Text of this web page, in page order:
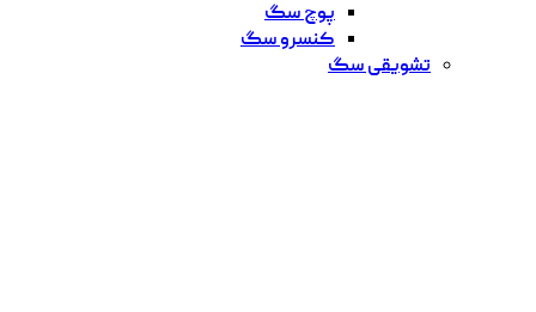
پوچ سگ
کنسرو سگ
تشویقی سگ